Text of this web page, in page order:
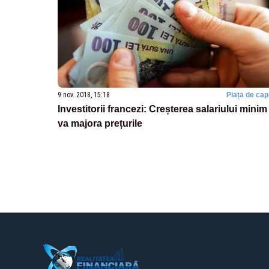
9 nov. 2018, 15:18 Piața de
Investitorii francezi: Creșterea salariului minim
va majora prețurile